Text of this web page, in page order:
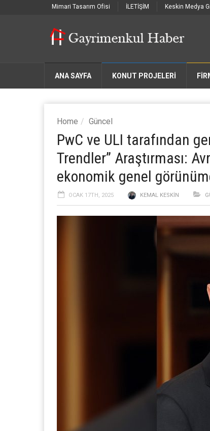
Mimari Tasarım Ofisi İLETİŞİM Keskin Medya
ANA SAYFA KONUT PROJELERİ
Home Güncel
PwC ve ULI tarafından
Trendler” Araştırması:
ekonomik genel
OCAK 17TH, 2025 KEMAL KESKIN